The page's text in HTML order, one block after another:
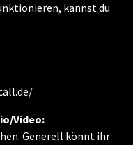
kannst du
Video:
Generell könnt ihr